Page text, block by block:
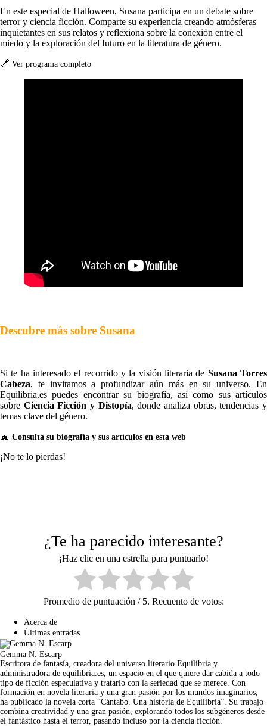
En este especial de Halloween, Susana participa en un debate sobre
terror y ciencia ficción. Comparte su experiencia creando atmósferas
inquietantes en sus relatos y reflexiona sobre la conexión entre el
miedo y la exploración del futuro en la literatura de género.
🔗 Ver programa completo
Descubre más sobre Susana
Si te ha interesado el recorrido y la visión literaria de Susana Torres
Cabeza, te invitamos a profundizar aún más en su universo. En
Equilibria.es puedes encontrar su biografía, así como sus artículos
sobre Ciencia Ficción y Distopía, donde analiza obras, tendencias y
temas clave del género.
📖 Consulta su biografía y sus artículos en esta web
¡No te lo pierdas!
¿Te ha parecido interesante?
¡Haz clic en una estrella para puntuarlo!
Promedio de puntuación / 5. Recuento de votos:
Acerca de
Últimas entradas
Gemma N. Escarp
Escritora de fantasía, creadora del universo literario Equilibria y
administradora de equilibria.es, un espacio en el que quiere dar cabida a todo
tipo de ficción especulativa y tratarlo con la seriedad que se merece. Con
formación en novela literaria y una gran pasión por los mundos imaginarios,
ha publicado la novela corta “Cántabo. Una historia de Equilibria”. Su trabajo
combina creatividad y una gran pasión, explorando todos los subgéneros desde
el fantástico hasta el terror, pasando incluso por la ciencia ficción.